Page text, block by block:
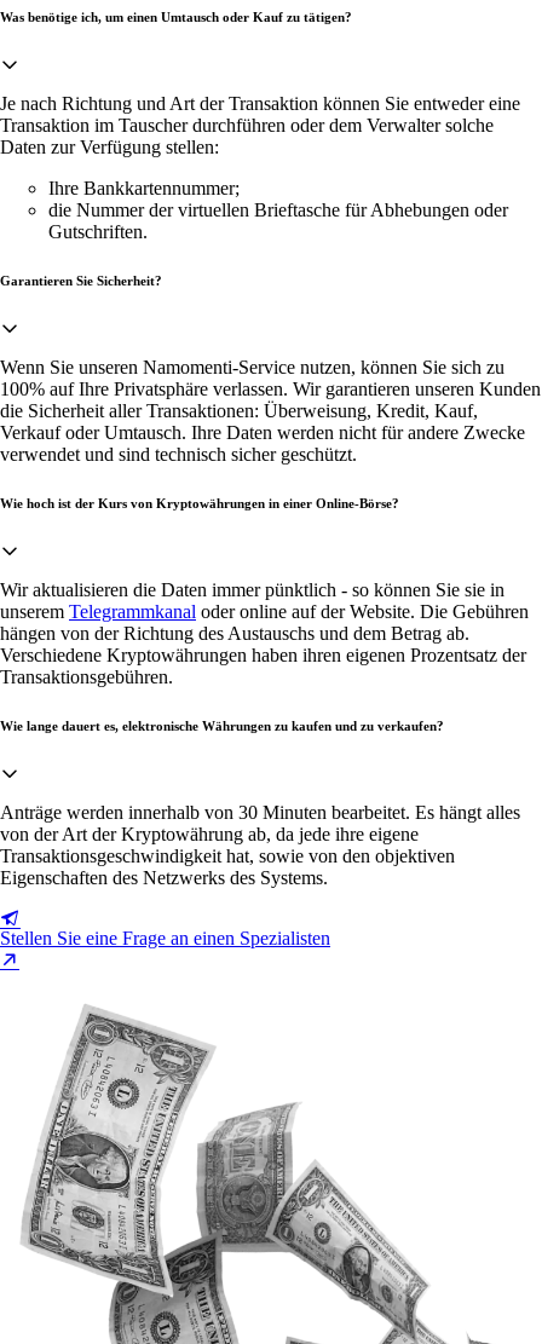
Was benötige ich, um einen Umtausch oder Kauf zu tätigen?
Je nach Richtung und Art der Transaktion können Sie entweder eine
Transaktion im Tauscher durchführen oder dem Verwalter solche
Daten zur Verfügung stellen:
Ihre Bankkartennummer;
die Nummer der virtuellen Brieftasche für Abhebungen oder
Gutschriften.
Garantieren Sie Sicherheit?
Wenn Sie unseren Namomenti-Service nutzen, können Sie sich zu
100% auf Ihre Privatsphäre verlassen. Wir garantieren unseren Kunden
die Sicherheit aller Transaktionen: Überweisung, Kredit, Kauf,
Verkauf oder Umtausch. Ihre Daten werden nicht für andere Zwecke
verwendet und sind technisch sicher geschützt.
Wie hoch ist der Kurs von Kryptowährungen in einer Online-Börse?
Wir aktualisieren die Daten immer pünktlich - so können Sie sie in
unserem Telegrammkanal oder online auf der Website. Die Gebühren
hängen von der Richtung des Austauschs und dem Betrag ab.
Verschiedene Kryptowährungen haben ihren eigenen Prozentsatz der
Transaktionsgebühren.
Wie lange dauert es, elektronische Währungen zu kaufen und zu verkaufen?
Anträge werden innerhalb von 30 Minuten bearbeitet. Es hängt alles
von der Art der Kryptowährung ab, da jede ihre eigene
Transaktionsgeschwindigkeit hat, sowie von den objektiven
Eigenschaften des Netzwerks des Systems.
Stellen Sie eine Frage an einen Spezialisten